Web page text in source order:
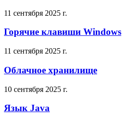
11 сентября 2025 г.
Горячие клавиши Windows
11 сентября 2025 г.
Облачное хранилище
10 сентября 2025 г.
Язык Java